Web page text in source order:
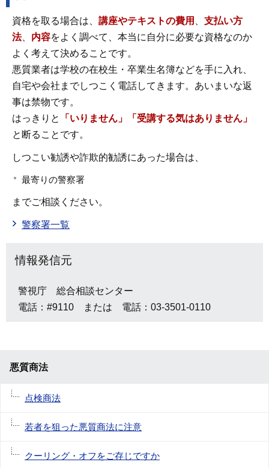
資格を取る場合は、 講座やテキストの費用
支払い方
法、 内容をよく調べて、本当に自分に必要な資格なのか
よく考えて決めることです。
悪質業者は学校の在校生・卒業生名簿などを手に入れ、
自宅や会社までしつこく電話してきます。あいまいな返
事は禁物です。
はっきりと
「いりません」「受講する気はありません」
と断ることです。
しつこい勧誘や詐欺的勧誘にあった場合は、
最寄りの警察署
までご相談ください。
警察署一覧
情報発信元
警視庁 総合相談センター
電話：#9110 または 電話：03-3501-0110
悪質商法
点検商法
若者を狙った悪質商法に注意
クーリング・オフをご存じですか